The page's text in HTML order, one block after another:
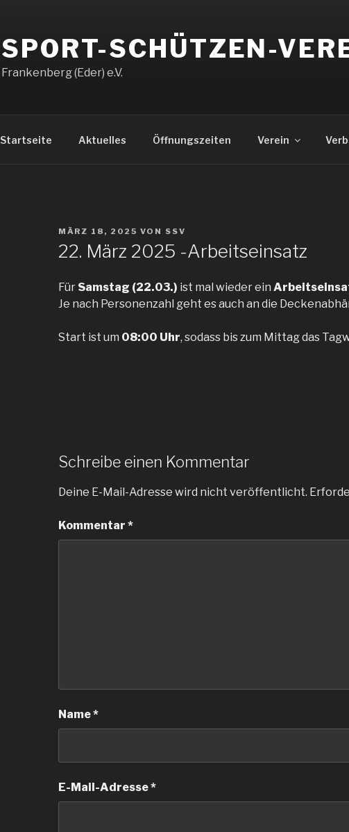
SPORT-SCHÜTZEN-
Frankenberg (Eder) e.V.
Startseite Aktuelles Öffnungszeiten Verein
VERÖFFENTLICHT
MÄRZ 18, 2025 VON SSV
22. März 2025 -Arbeitseinsatz
Für Samstag (22.03.) ist mal wieder ein
Je nach Personenzahl geht es auch an die
Start ist um 08:00 Uhr, sodass bis zum Mittag das
Schreibe einen Kommentar
Deine E-Mail-Adresse wird nicht veröffentlicht.
Kommentar *
Name*
E-Mail-Adresse*